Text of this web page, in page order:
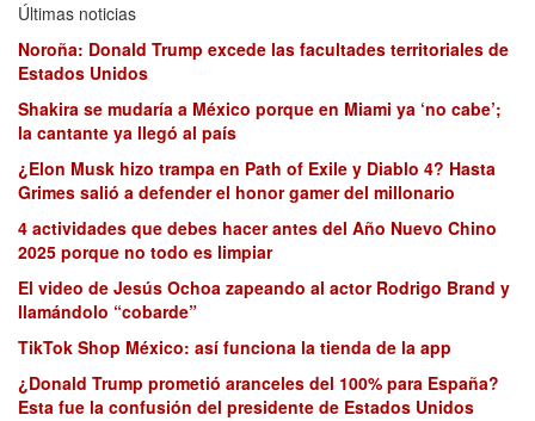
Últimas noticias
Noroña: Donald Trump excede las facultades territoriales de
Estados Unidos
Shakira se mudaría a México porque en Miami ya ‘no cabe’;
la cantante ya llegó al país
¿Elon Musk hizo trampa en Path of Exile y Diablo 4? Hasta
Grimes salió a defender el honor gamer del millonario
4 actividades que debes hacer antes del Año Nuevo Chino
2025 porque no todo es limpiar
El video de Jesús Ochoa zapeando al actor Rodrigo Brand y
llamándolo “cobarde”
TikTok Shop México: así funciona la tienda de la app
¿Donald Trump prometió aranceles del 100% para España?
Esta fue la confusión del presidente de Estados Unidos